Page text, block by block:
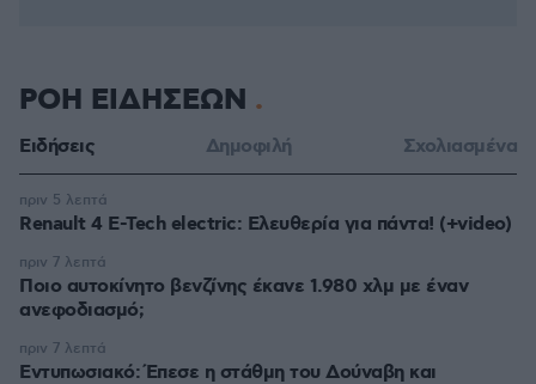
ΡΟΗ ΕΙΔΗΣΕΩΝ
Ειδήσεις Δημοφιλή Σχολιασμένα
Renault 4 E-Tech electric: Ελευθερία για πάντα! (+video)
πριν 5 λεπτά
Ποιο αυτοκίνητο βενζίνης έκανε 1.980 χλμ με έναν
ανεφοδιασμό;
πριν 7 λεπτά
Εντυπωσιακό: Έπεσε η στάθμη του Δούναβη και
πριν 7 λεπτά